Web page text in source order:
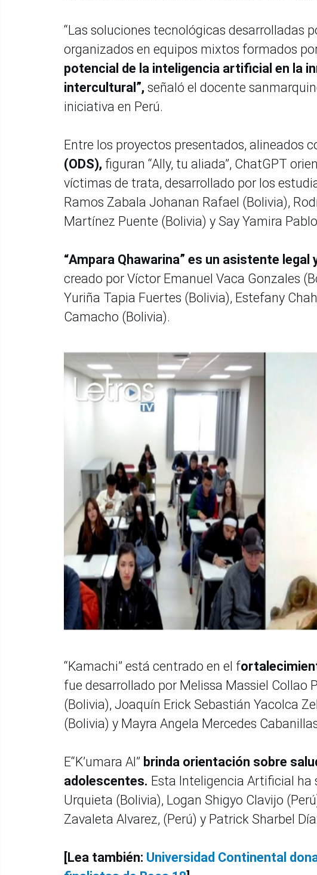
“Las soluciones tecnológicas desarrolladas
organizados en equipos mixtos formados
potencial de la inteligencia artificial en la
intercultural”, señaló el docente
iniciativa en Perú.
Entre los proyectos presentados, alineados
(ODS), figuran “Ally, tu aliada”, ChatGPT
víctimas de trata, desarrollado por los
Ramos Zabala Johanan Rafael (Bolivia),
Martínez Puente (Bolivia) y Say Yamira
“Ampara Qhawarina” es un asistente
creado por Víctor Emanuel Vaca Gonzales
Yuriña Tapia Fuertes (Bolivia), Estefany
Camacho (Bolivia).
“Kamachi” está centrado en el f
fue desarrollado por Melissa Massiel Collao
(Bolivia), Joaquín Erick Sebastián Yacolca
(Bolivia) y Mayra Angela Mercedes
E“K’umara AI” brinda orientación sobre
adolescentes. Esta Inteligencia Artificial ha
Urquieta (Bolivia), Logan Shigyo Clavijo
Zavaleta Alvarez, (Perú) y Patrick Sharbel
[Lea también: Universidad Continental